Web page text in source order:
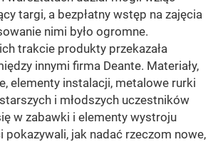
targi, a bezpłatny wstęp na zajęcia
nimi było ogromne.
trakcie produkty przekazała
innymi firma Deante. Materiały,
elementy instalacji, metalowe rurki
i młodszych uczestników
w zabawki i elementy wystroju
pokazywali, jak nadać rzeczom nowe,